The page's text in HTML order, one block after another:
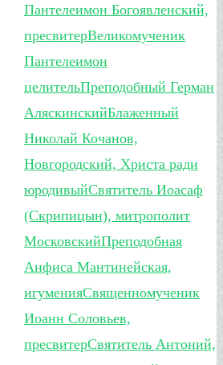
Пантелеимон Богоявленский,
пресвитерВеликомученик
Пантелеимон
целительПреподобный Герман
АляскинскийБлаженный
Николай Кочанов,
Новгородский, Христа ради
юродивыйСвятитель Иоасаф
(Скрипицын), митрополит
МосковскийПреподобная
Анфиса Мантинейская,
игуменияСвященномученик
Иоанн Соловьев,
пресвитерСвятитель Антоний,